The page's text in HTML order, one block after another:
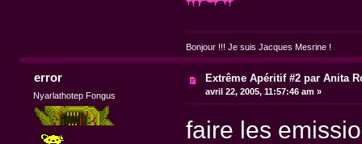
Bonjour !!! Je suis Jacques Mesrine !
error
Nyarlathotep Fongus
Extrême Apéritif #2 par Anita
avril 22, 2005, 11:57:46 am »
faire les